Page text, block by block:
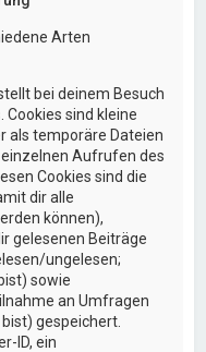
Arten
bei deinem Besuch
Cookies sind kleine
als temporäre Dateien
Aufrufen des
Cookies sind die
dir alle
können),
gelesenen Beiträge
ungelesen;
sowie
an Umfragen
gespeichert.
ID, ein